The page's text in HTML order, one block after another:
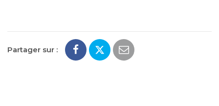
Partager sur :